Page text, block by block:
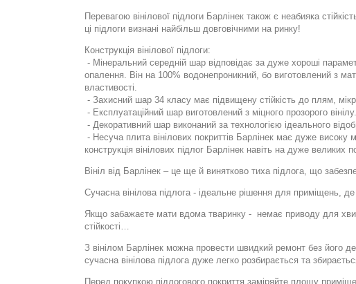
Перевагою вінілової підлоги Барлінек також є неабияка
ці підлоги визнані найбільш довговічними на ринку!
Конструкція вінілової підлоги:
- Мінеральний середній шар відповідає за дуже хороші
опалення. Він на 100% водонепроникний, бо виготовлений з
властивості.
- Захисний шар 34 класу має підвищену стійкість до плям,
- Експлуатаційний шар виготовлений з міцного прозорого
- Декоративний шар виконаний за технологією ідеального
- Несуча плита вінілових покриттів Барлінек має дуже високу
конструкція вінілових підлог Барлінек навіть на дуже
Вініл від Барлінек – це ще й винятково тиха підлога, що
Сучасна вінілова підлога - ідеальне рішення для приміщень,
Якщо забажаєте мати вдома тваринку - немає приводу для
стійкості…
З вінілом Барлінек можна провести швидкий ремонт без його
сучасна вінілова підлога дуже легко розбирається та
Перед покупкою підлогового покриття заміряйте площу